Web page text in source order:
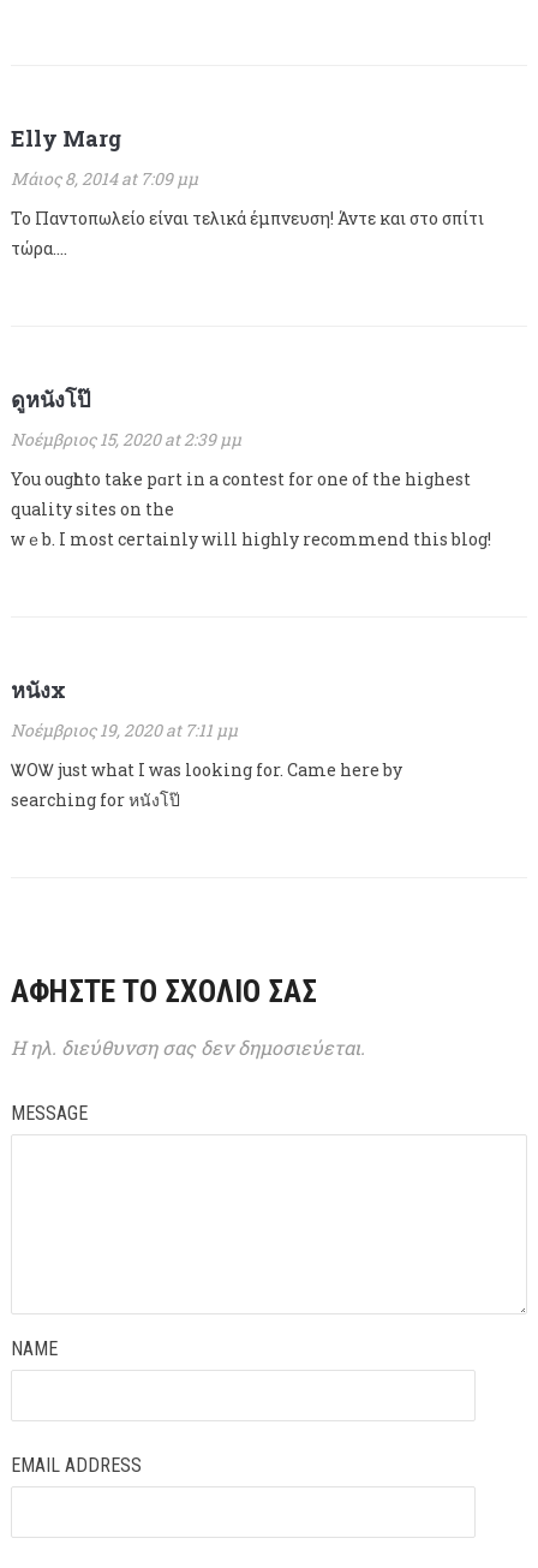
Elly Marg
Μάιος 8, 2014 at 7:09 μμ
Το Παντοπωλείο είναι τελικά έμπνευση! Άντε και στο σπίτι
τώρα….
ดูหนังโป๊
Νοέμβριος 15, 2020 at 2:39 μμ
You ougһt to take pɑrt in a contest for one of the highest
quality sites on the
wｅb. I most ceгtainly will highly recommend this blog!
หนังx
Νοέμβριος 19, 2020 at 7:11 μμ
ᏔOᏔ just what I was looking for. Came here by
searching for หนังโป๊
ΑΦΉΣΤΕ ΤΟ ΣΧΌΛΙΌ ΣΑΣ
Η ηλ. διεύθυνση σας δεν δημοσιεύεται.
MESSAGE
NAME
EMAIL ADDRESS